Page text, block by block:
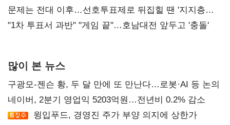
4만278명
문제는 전대 이후…선호투표제로 뒤집힐 땐 '지지층
불복'
"1차 투표서 과반" "게임 끝"…호남대전 앞두고 '충돌'
많이 본 뉴스
구광모-젠슨 황, 두 달 만에 또 만난다…로봇·AI 등 논의
네이버, 2분기 영업익 5203억원…전년비 0.2% 감소
윙입푸드, 경영진 주가 부양 의지에 상한가